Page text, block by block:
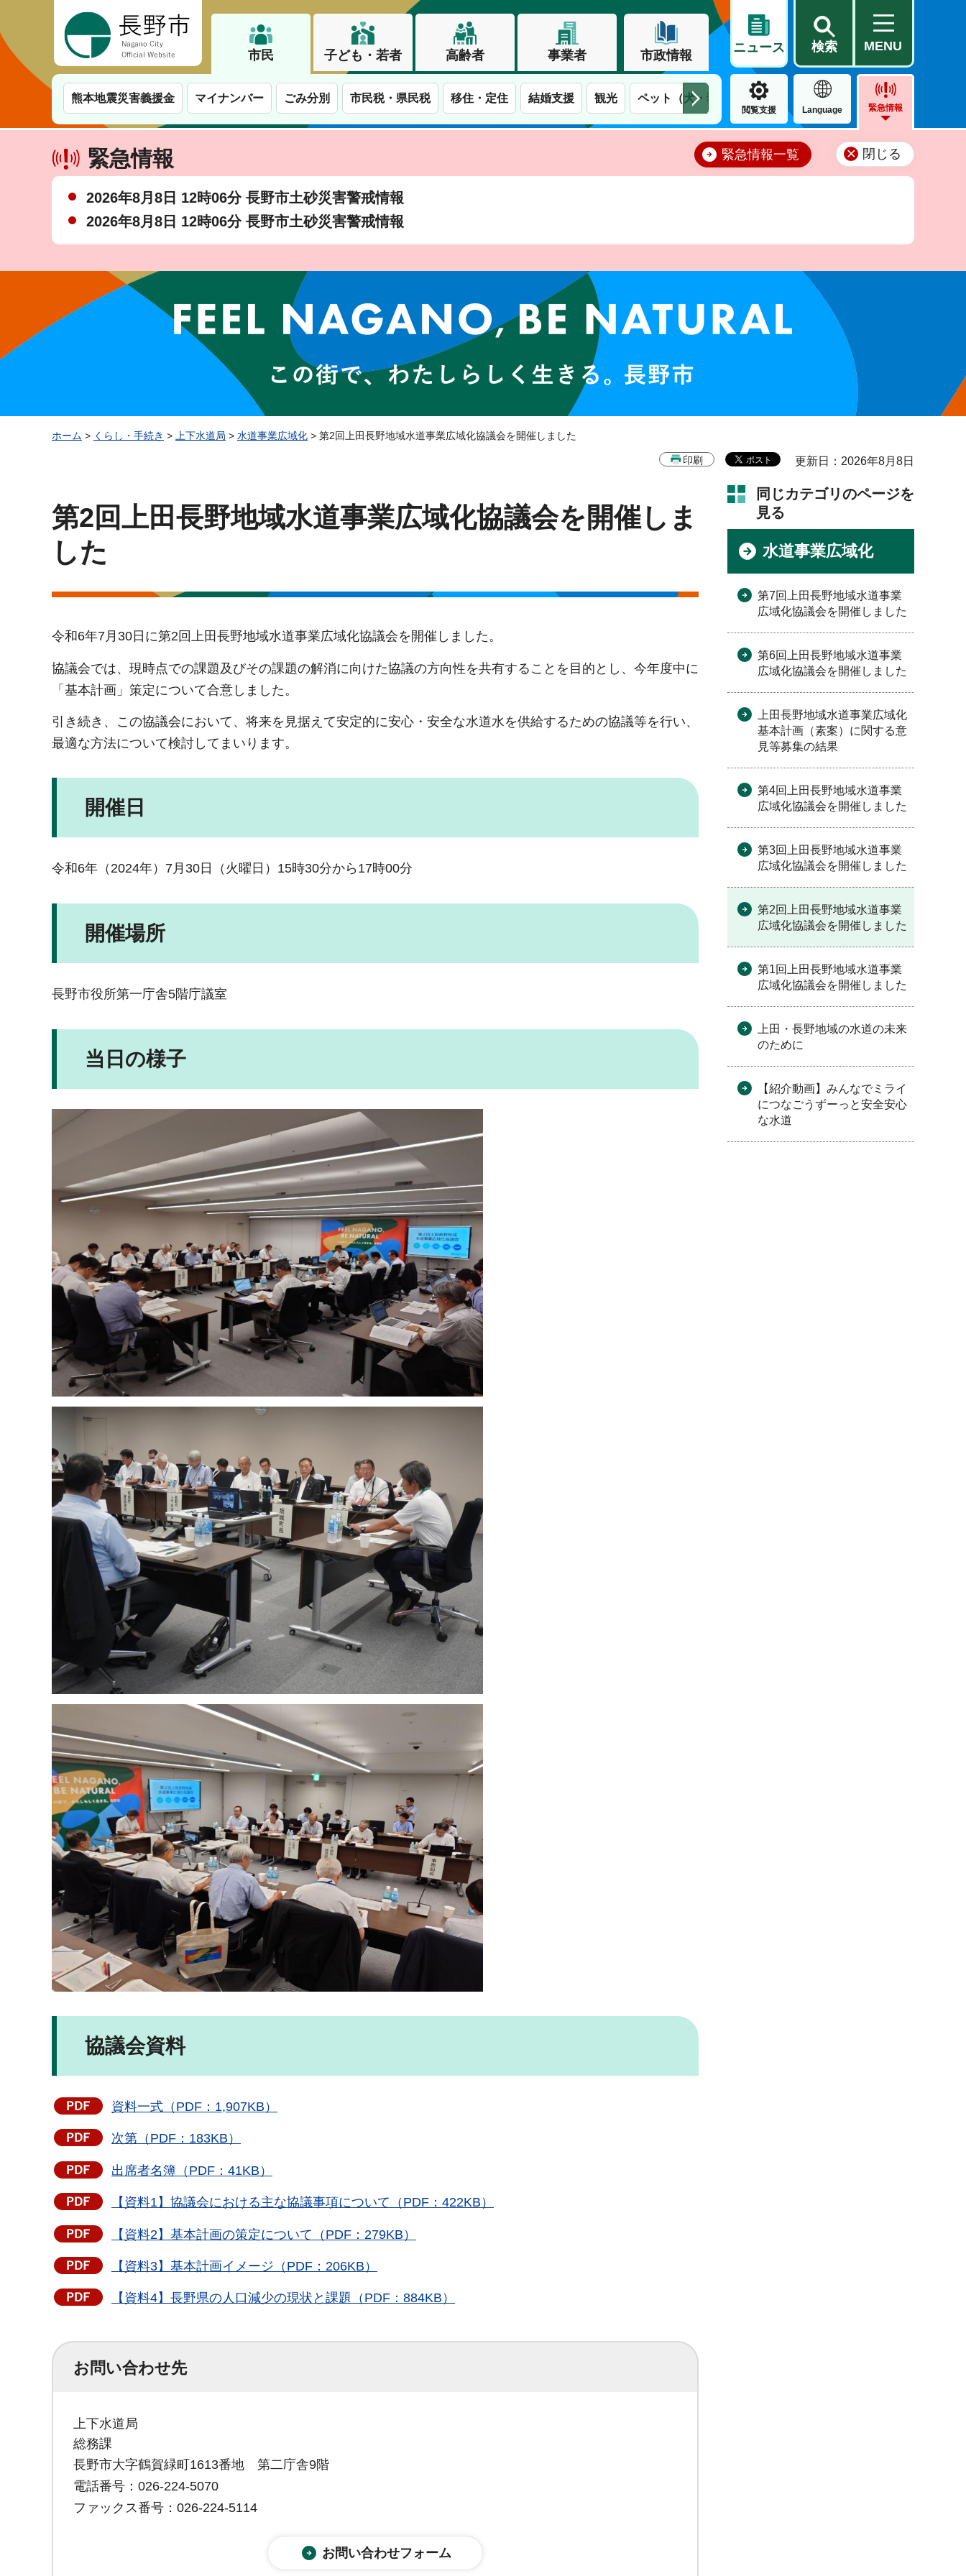
市民 子ども・若者 高齢者 事業者 市政情報
ニュース 検索 MENU
熊本地震災害義援金 マイナンバー ごみ分別 市民税・県民税 移住・定住 結婚支援 観光 ペット（犬・猫） 住民票・戸籍 公営住宅
閲覧支援 Language 緊急情報
緊急情報
2026年8月8日 12時06分 長野市土砂災害警戒情報
2026年8月8日 12時06分 長野市土砂災害警戒情報
緊急情報一覧 閉じる
この街で、わたしらしく生きる。長野市
ホーム > くらし・手続き > 上下水道局 > 水道事業広域化 > 第2回上田長野地域水道事業広域化協議会を開催しました
印刷 更新日：2026年8月8日
第2回上田長野地域水道事業広域化協議会を開催しま
した
令和6年7月30日に第2回上田長野地域水道事業広域化協議会を開催しました。
協議会では、現時点での課題及びその課題の解消に向けた協議の方向性を共有することを目的とし、今年度中に
「基本計画」策定について合意しました。
引き続き、この協議会において、将来を見据えて安定的に安心・安全な水道水を供給するための協議等を行い、
最適な方法について検討してまいります。
開催日
令和6年（2024年）7月30日（火曜日）15時30分から17時00分
開催場所
長野市役所第一庁舎5階庁議室
当日の様子
協議会資料
資料一式（PDF：1,907KB）
次第（PDF：183KB）
出席者名簿（PDF：41KB）
【資料1】協議会における主な協議事項について（PDF：422KB）
【資料2】基本計画の策定について（PDF：279KB）
【資料3】基本計画イメージ（PDF：206KB）
【資料4】長野県の人口減少の現状と課題（PDF：884KB）
お問い合わせ先
上下水道局
総務課
長野市大字鶴賀緑町1613番地 第二庁舎9階
電話番号：026-224-5070
ファックス番号：026-224-5114
同じカテゴリのページを
見る
水道事業広域化
第7回上田長野地域水道事業
広域化協議会を開催しました
第6回上田長野地域水道事業
広域化協議会を開催しました
上田長野地域水道事業広域化
基本計画（素案）に関する意
見等募集の結果
第4回上田長野地域水道事業
広域化協議会を開催しました
第3回上田長野地域水道事業
広域化協議会を開催しました
第2回上田長野地域水道事業
広域化協議会を開催しました
第1回上田長野地域水道事業
広域化協議会を開催しました
上田・長野地域の水道の未来
のために
【紹介動画】みんなでミライ
につなごうずーっと安全安心
な水道